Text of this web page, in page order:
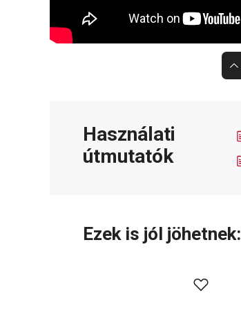
Használati
útmutatók
Ezek is jól jöhetnek: